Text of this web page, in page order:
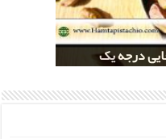
درجه یک
رفسنجان
صادراتیبندی شده